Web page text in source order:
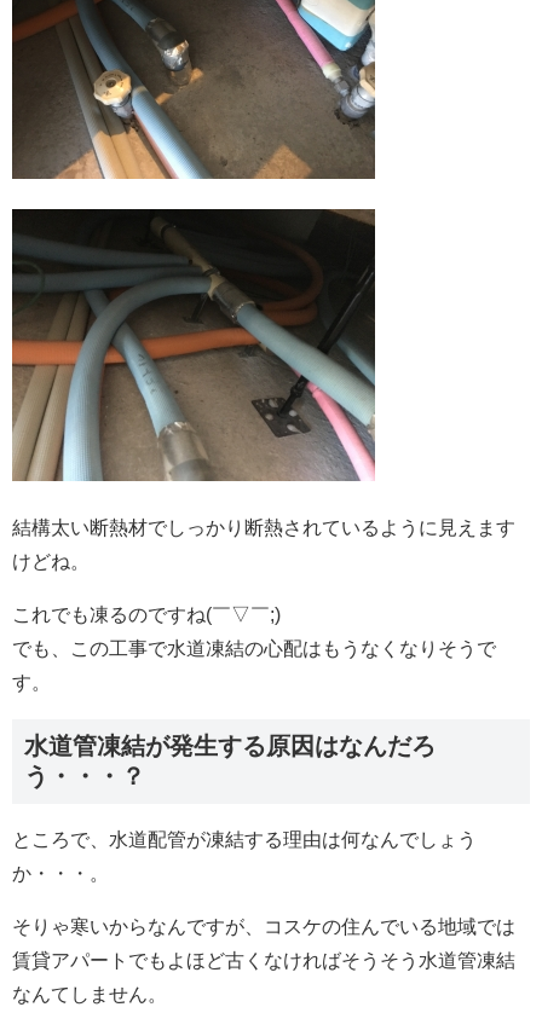
結構太い断熱材でしっかり断熱されているように見えます
けどね。
これでも凍るのですね(￣▽￣;)
でも、この工事で水道凍結の心配はもうなくなりそうで
す。
水道管凍結が発生する原因はなんだろ
う・・・？
ところで、水道配管が凍結する理由は何なんでしょう
か・・・。
そりゃ寒いからなんですが、コスケの住んでいる地域では
賃貸アパートでもよほど古くなければそうそう水道管凍結
なんてしません。